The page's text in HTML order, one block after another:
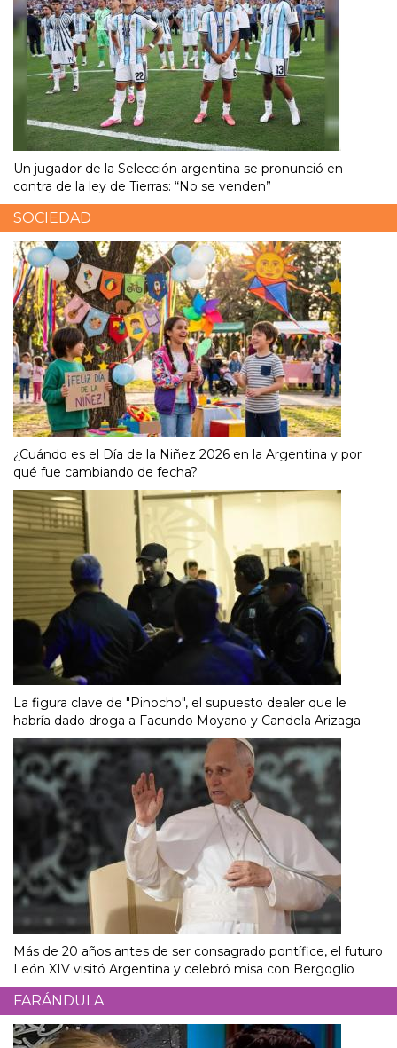
Un jugador de la Selección argentina se pronunció en
contra de la ley de Tierras: “No se venden”
SOCIEDAD
¿Cuándo es el Día de la Niñez 2026 en la Argentina y por
qué fue cambiando de fecha?
La figura clave de "Pinocho", el supuesto dealer que le
habría dado droga a Facundo Moyano y Candela Arizaga
Más de 20 años antes de ser consagrado pontífice, el futuro
León XIV visitó Argentina y celebró misa con Bergoglio
FARÁNDULA